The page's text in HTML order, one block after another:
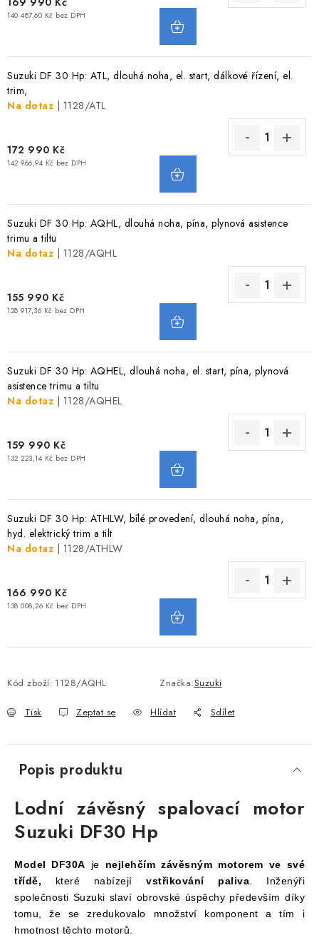
140 487,60 Kč bez DPH
Suzuki DF 30 Hp: ATL, dlouhá noha, el. start, dálkové řízení, el.
trim,
Na dotaz
| 1128/ATL
172 990 Kč
142 966,94 Kč bez DPH
Suzuki DF 30 Hp: AQHL, dlouhá noha, pína, plynová asistence
trimu a tiltu
Na dotaz
| 1128/AQHL
155 990 Kč
128 917,36 Kč bez DPH
Suzuki DF 30 Hp: AQHEL, dlouhá noha, el. start, pína, plynová
asistence trimu a tiltu
Na dotaz
| 1128/AQHEL
159 990 Kč
132 223,14 Kč bez DPH
Suzuki DF 30 Hp: ATHLW, bílé provedení, dlouhá noha, pína,
hyd. elektrický trim a tilt
Na dotaz
| 1128/ATHLW
166 990 Kč
138 008,26 Kč bez DPH
Kód zboží: 1128/AQHL Značka:Suzuki
Tisk Zeptat se Hlídat Sdílet
Popis produktu
Lodní závěsný spalovací motor
Suzuki DF30 Hp
Model DF30A je nejlehčím závěsným motorem ve své
třídě, které nabízejí vstřikování paliva . Inženýři
společnosti Suzuki slaví obrovské úspěchy především díky
tomu, že se zredukovalo množství komponent a tím i
hmotnost těchto motorů.